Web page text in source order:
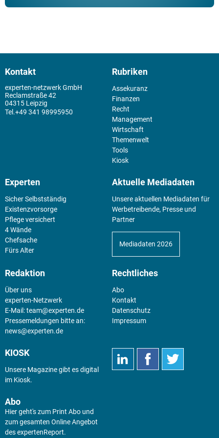
Kontakt
experten-netzwerk GmbH
Reclamstraße 42
04315 Leipzig
+49 341 98995950
Rubriken
Assekuranz
Finanzen
Recht
Management
Wirtschaft
Themenwelt
Tools
Kiosk
Experten
Sicher Selbstständig
Existenz­vorsorge
Pflege versichert
4 Wände
Chefsache
Fürs Alter
Aktuelle Mediadaten
Unsere aktuellen Mediadaten für
Werbetreibende, Presse und
Partner
Mediadaten 2026
Redaktion
Über uns
experten-Netzwerk
E-Mail:team@experten.de
Pressemeldungen bitte an:
news@experten.de
Rechtliches
Abo
Kontakt
Datenschutz
Impressum
KIOSK
Unsere Magazine gibt es digital
im Kiosk.
Abo
Hier geht's zum Print Abo und
zum gesamten Online Angebot
des expertenReport.